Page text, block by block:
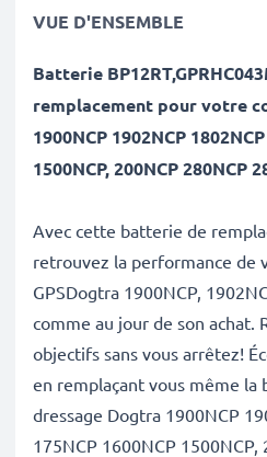
VUE D'ENSEMBLE
Batterie
remplacement pour votre
1900NCP 1902NCP
1500NCP, 200NCP 280NCP
Avec cette batterie de
retrouvez la performance de
GPSDogtra 1900NCP,
comme au jour de son achat.
objectifs sans vous arrêtez!
en remplaçant vous même
dressage Dogtra 1900NCP
175NCP 1600NCP 1500NCP,